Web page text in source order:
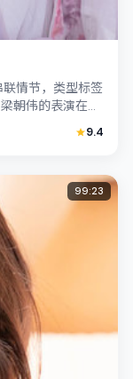
联情节，类型标签
朝伟的表演在外
9.4
99:23